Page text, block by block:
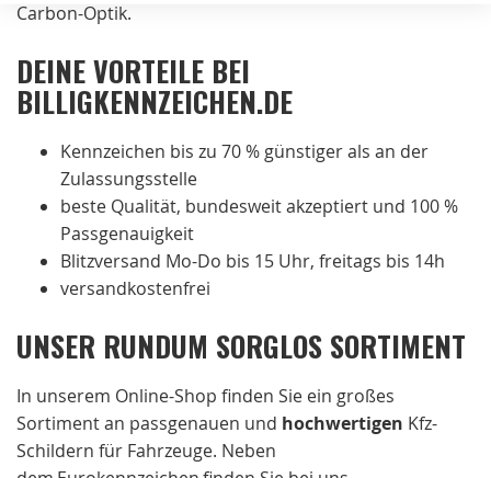
Carbon-Optik.
DEINE VORTEILE BEI
BILLIGKENNZEICHEN.DE
Kennzeichen bis zu 70 % günstiger als an der
Zulassungsstelle
beste Qualität, bundesweit akzeptiert und 100 %
Passgenauigkeit
Blitzversand Mo-Do bis 15 Uhr, freitags bis 14h
versandkostenfrei
UNSER RUNDUM SORGLOS SORTIMENT
In unserem Online-Shop finden Sie ein großes
Sortiment an passgenauen und hochwertigen Kfz-
Schildern für Fahrzeuge. Neben